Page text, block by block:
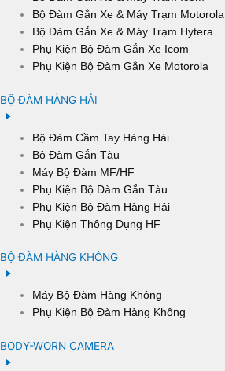
Bộ Đàm Gắn Xe & Máy Trạm Motorola
Bộ Đàm Gắn Xe & Máy Trạm Hytera
Phụ Kiện Bộ Đàm Gắn Xe Icom
Phụ Kiện Bộ Đàm Gắn Xe Motorola
BỘ ĐÀM HÀNG HẢI
Bộ Đàm Cầm Tay Hàng Hải
Bộ Đàm Gắn Tàu
Máy Bộ Đàm MF/HF
Phụ Kiện Bộ Đàm Gắn Tàu
Phụ Kiện Bộ Đàm Hàng Hải
Phụ Kiện Thông Dụng HF
BỘ ĐÀM HÀNG KHÔNG
Máy Bộ Đàm Hàng Không
Phụ Kiện Bộ Đàm Hàng Không
BODY-WORN CAMERA